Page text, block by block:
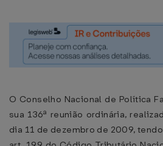
O Conselho Nacional de Política
sua 136ª reunião ordinária,
dia 11 de dezembro de 2009,